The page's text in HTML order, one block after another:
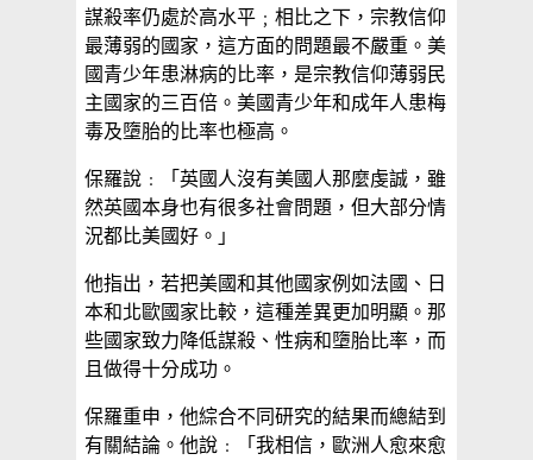
謀殺率仍處於高水平﹔相比之下，宗教信仰
最薄弱的國家，這方面的問題最不嚴重。美
國青少年患淋病的比率，是宗教信仰薄弱民
主國家的三百倍。美國青少年和成年人患梅
毒及墮胎的比率也極高。
保羅說﹕「英國人沒有美國人那麼虔誠，雖
然英國本身也有很多社會問題，但大部分情
況都比美國好。」
他指出，若把美國和其他國家例如法國、日
本和北歐國家比較，這種差異更加明顯。那
些國家致力降低謀殺、性病和墮胎比率，而
且做得十分成功。
保羅重申，他綜合不同研究的結果而總結到
有關結論。他說﹕「我相信，歐洲人愈來愈